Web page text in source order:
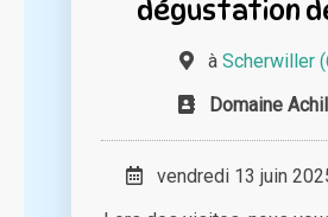
dégustation
à Scherwiller
Domaine
vendredi 13 juin